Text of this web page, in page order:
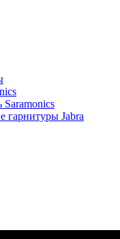
Saramonics
гарнитуры Jabra